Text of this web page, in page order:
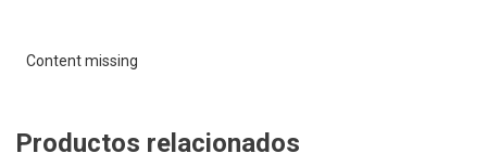
Content missing
Productos relacionados